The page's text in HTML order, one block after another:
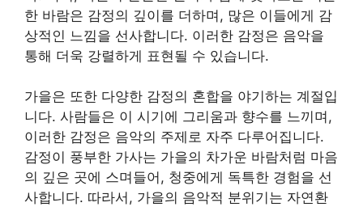
한 바람은 감정의 깊이를 더하며, 많은 이들에게 감
상적인 느낌을 선사합니다. 이러한 감정은 음악을
통해 더욱 강렬하게 표현될 수 있습니다.
가을은 또한 다양한 감정의 혼합을 야기하는 계절입
니다. 사람들은 이 시기에 그리움과 향수를 느끼며,
이러한 감정은 음악의 주제로 자주 다루어집니다.
감정이 풍부한 가사는 가을의 차가운 바람처럼 마음
의 깊은 곳에 스며들어, 청중에게 독특한 경험을 선
사합니다. 따라서, 가을의 음악적 분위기는 자연환